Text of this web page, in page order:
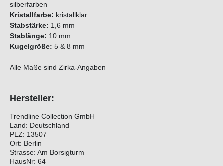
silberfarben
Kristallfarbe: kristallklar
Stabstärke: 1,6 mm
Stablänge: 10 mm
Kugelgröße: 5 & 8 mm
Alle Maße sind Zirka-Angaben
Hersteller:
Trendline Collection GmbH
Land: Deutschland
PLZ: 13507
Ort: Berlin
Strasse: Am Borsigturm
HausNr: 64